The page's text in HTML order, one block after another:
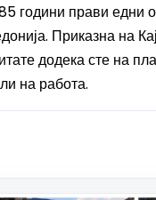
години прави едни
Приказна на
додека сте на
на работа.